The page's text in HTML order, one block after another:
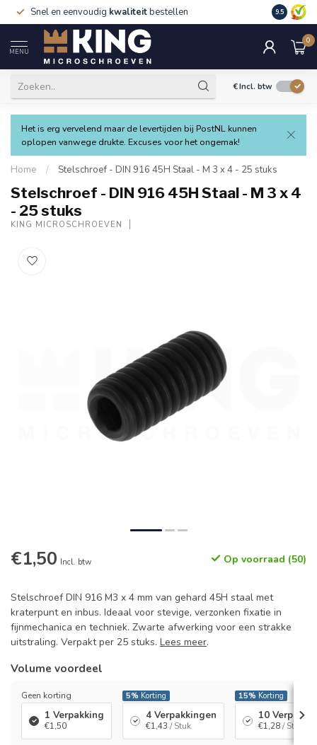
Snel en eenvoudig kwaliteitbestellen 9.5
MENU
0
€Incl. btw
Het is erg vervelend maar de levertijden bij PostNL kunnen
oplopen vanwege drukte. Excuses voor het ongemak!
Home / Stelschroef - DIN 916 45H Staal - M 3 x 4 - 25 stuks
Stelschroef - DIN 916 45H Staal - M 3 x 4
- 25 stuks
KING MICROSCHROEVEN
€1,50 Incl. btw Op voorraad (50)
Stelschroef DIN 916 M3 x 4 mm van gehard 45H staal met
kraterpunt en inbus. Ideaal voor stevige, verzonken fixatie in
fijnmechanica en techniek. Zwarte afwerking voor een strakke
uitstraling. Verpakt per 25 stuks. Lees meer.
Volume voordeel
Geen korting
1 Verpakking
€1,50
5% Korting
4 Verpakkingen
€1,43 / Stuk
15% Korting
10
€1,28/ Stuk